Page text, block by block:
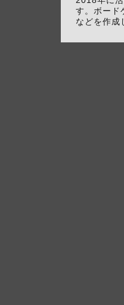
す。ボード
などを作成